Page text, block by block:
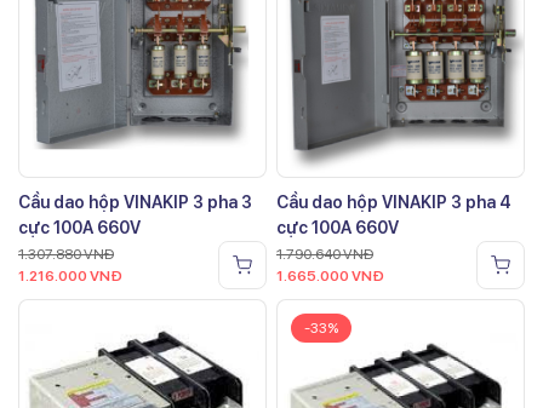
Cầu dao hộp VINAKIP 3 pha 3
cực 100A 660V
1.307.880VNĐ
1.216.000 VNĐ
Cầu dao hộp VINAKIP 3 pha 4
cực 100A 660V
1.790.640VNĐ
1.665.000 VNĐ
-33%